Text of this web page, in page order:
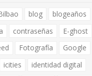
blog blogeaños
contraseñas E-ghost
Fotografía
Google
icities
identidad digital